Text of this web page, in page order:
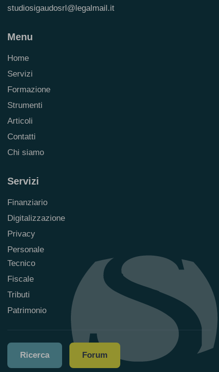
studiosigaudosrl@legalmail.it
Menu
Home
Servizi
Formazione
Strumenti
Articoli
Contatti
Chi siamo
Servizi
Finanziario
Digitalizzazione
Privacy
Personale
Tecnico
Fiscale
Tributi
Patrimonio
Ricerca Forum